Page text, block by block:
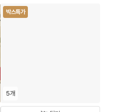
박스특가
5개